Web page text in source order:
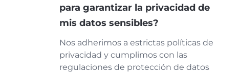
para garantizar la privacidad de
mis datos sensibles?
Nos adherimos a estrictas políticas de
privacidad y cumplimos con las
regulaciones de protección de datos